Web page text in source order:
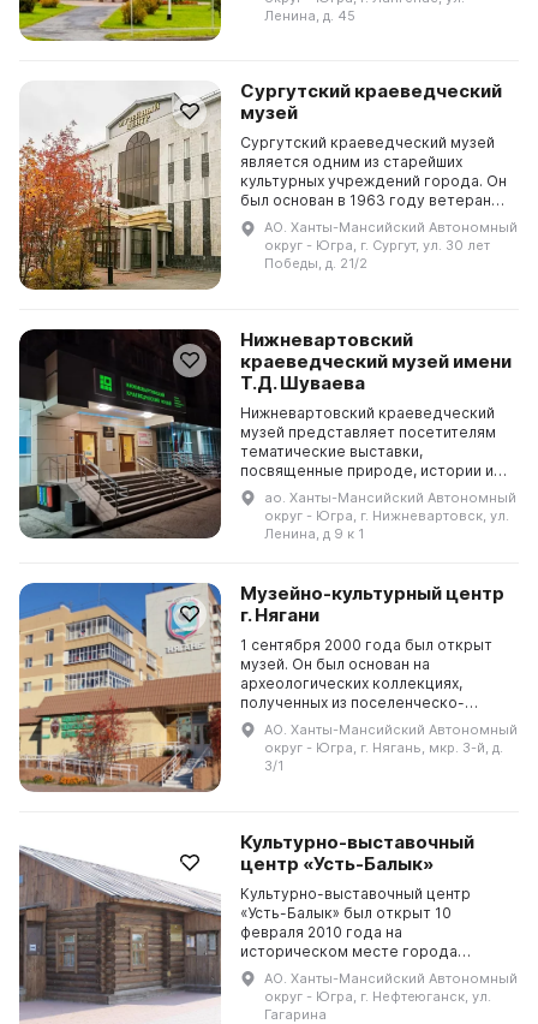
августа 1996 года в городе...
Ленина, д. 45
Сургутский краеведческий
музей
Сургутский краеведческий музей
является одним из старейших
культурных учреждений города. Он
был основан в 1963 году ветераном
Великой Отечественной войны и
труда, почетным гражданином
Сургута, заслуже...
АО. Ханты-Мансийский Автономный
округ - Югра, г. Сургут, ул. 30 лет
Победы, д. 21/2
Нижневартовский
краеведческий музей имени
Т.Д. Шуваева
Нижневартовский краеведческий
музей представляет посетителям
тематические выставки,
посвященные природе, истории и
культуре города и края. На
выставке «В краях урманов и
болот» представлены музейные к...
ао. Ханты-Мансийский Автономный
округ - Югра, г. Нижневартовск, ул.
Ленина, д 9 к 1
Музейно-культурный центр
г. Нягани
1 сентября 2000 года был открыт
музей. Он был основан на
археологических коллекциях,
полученных из поселенческо-
погребального комплекса на реке
Ендырь. Экспонаты музея дают
представление о жизни людей...
АО. Ханты-Мансийский Автономный
округ - Югра, г. Нягань, мкр. 3-й, д.
3/1
Культурно-выставочный
центр «Усть-Балык»
Культурно-выставочный центр
«Усть-Балык» был открыт 10
февраля 2010 года на
историческом месте города
Нефтеюганска. Раньше здесь
находилась первая улица города —
улица Гагарина. На ее месте сейчас
АО. Ханты-Мансийский Автономный
округ - Югра, г. Нефтеюганск, ул.
Гагарина